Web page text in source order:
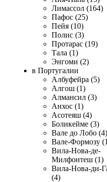
Лимассол (164)
Пафос (25)
Пейя (10)
Полис (3)
Протарас (19)
Тала (1)
Энгоми (2)
в Португалии
Албуфейра (5)
Алгош (1)
Алмансил (3)
Анхос (1)
Асотеяш (4)
Боликейме (3)
Вале до Лобо (4)
Вале-Формозу
Вила-Нова-де-
Милфонтеш (1)
Вила-Нова-ди-
(4)